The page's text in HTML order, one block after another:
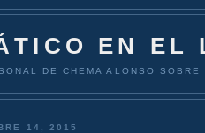
EN EL
DE CHEMA ALONSO SOBRE
14, 2015